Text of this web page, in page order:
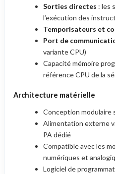
Sorties directes : les
l’exécution des
Temporisateurs et
Port de
variante CPU)
Capacité mémoire
référence CPU de la
Architecture matérielle
Conception modulaire
Alimentation externe
PA dédié
Compatible avec les
numériques et
Logiciel de